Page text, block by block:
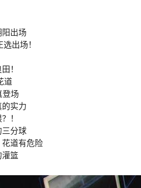
出场
出场！
！
道
登场
实力
！
分球
道有危险
篮